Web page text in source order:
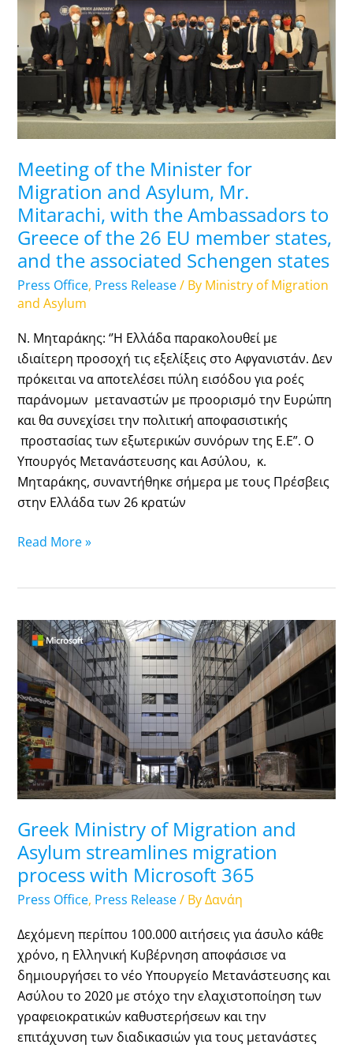
Μeeting of the Minister for
Migration and Asylum, Mr.
Mitarachi, with the Ambassadors to
Greece of the 26 EU member states,
and the associated Schengen states
Press Office, Press Release/ By Ministry of Migration
and Asylum
Ν. Μηταράκης: ‘’Η Ελλάδα παρακολουθεί με
ιδιαίτερη προσοχή τις εξελίξεις στο Αφγανιστάν. Δεν
πρόκειται να αποτελέσει πύλη εισόδου για ροές
παράνομων μεταναστών με προορισμό την Ευρώπη
και θα συνεχίσει την πολιτική αποφασιστικής
προστασίας των εξωτερικών συνόρων της Ε.Ε”. Ο
Υπουργός Μετανάστευσης και Ασύλου, κ.
Μηταράκης, συναντήθηκε σήμερα με τους Πρέσβεις
στην Ελλάδα των 26 κρατών
Migration
and
Asylum,
Mr.
Mitarachi,
with
the
Ambassadors
to
Greece
of
the
26
EU
states,
and
the
associated
Schengen
states
Read More »
Greek Ministry of Migration and
Asylum streamlines migration
process with Microsoft 365
Press Office, Press Release/ ByΔανάη
Δεχόμενη περίπου 100.000 αιτήσεις για άσυλο κάθε
χρόνο, η Ελληνική Κυβέρνηση αποφάσισε να
δημιουργήσει το νέο Υπουργείο Μετανάστευσης και
Ασύλου το 2020 με στόχο την ελαχιστοποίηση των
γραφειοκρατικών καθυστερήσεων και την
επιτάχυνση των διαδικασιών για τους μετανάστες
Greek
Ministry
of
Migration
and
Asylum
streamlines
migration
process
Microsoft
365